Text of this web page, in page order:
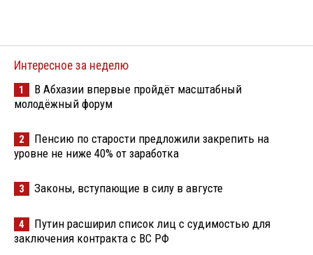
Интересное за неделю
1
В Абхазии впервые пройдёт масштабный
молодёжный форум
2
Пенсию по старости предложили закрепить на
уровне не ниже 40% от заработка
3 Законы, вступающие в силу в августе
4
Путин расширил список лиц с судимостью для
заключения контракта с ВС РФ